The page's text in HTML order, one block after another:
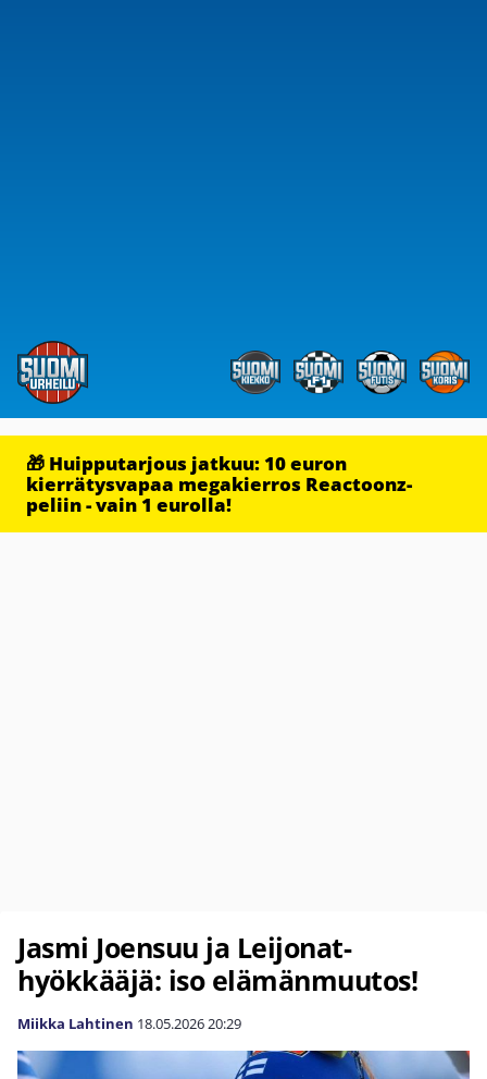
🎁 Huipputarjous jatkuu: 10 euron
kierrätysvapaa megakierros Reactoonz-
peliin - vain 1 eurolla!
Jasmi Joensuu ja Leijonat-
hyökkääjä: iso elämänmuutos!
Miikka Lahtinen 18.05.202620:29